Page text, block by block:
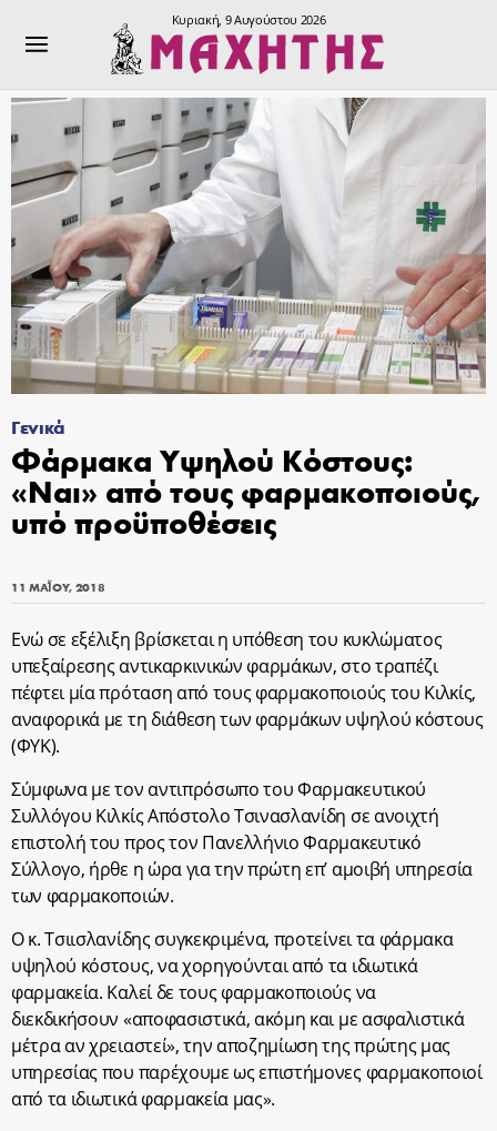
Κυριακή, 9 Αυγούστου 2026
Γενικά
Φάρμακα Υψηλού Κόστους:
«Ναι» από τους φαρμακοποιούς,
υπό προϋποθέσεις
11 ΜΑΪ́ΟΥ, 2018
Ενώ σε εξέλιξη βρίσκεται η υπόθεση του κυκλώματος
υπεξαίρεσης αντικαρκινικών φαρμάκων, στο τραπέζι
πέφτει μία πρόταση από τους φαρμακοποιούς του Κιλκίς,
αναφορικά με τη διάθεση των φαρμάκων υψηλού κόστους
(ΦΥΚ).
Σύμφωνα με τον αντιπρόσωπο του Φαρμακευτικού
Συλλόγου Κιλκίς Απόστολο Τσινασλανίδη σε ανοιχτή
επιστολή του προς τον Πανελλήνιο Φαρμακευτικό
Σύλλογο, ήρθε η ώρα για την πρώτη επ’ αμοιβή υπηρεσία
των φαρμακοποιών.
Ο κ. Τσιισλανίδης συγκεκριμένα, προτείνει τα φάρμακα
υψηλού κόστους, να χορηγούνται από τα ιδιωτικά
φαρμακεία. Καλεί δε τους φαρμακοποιούς να
διεκδικήσουν «αποφασιστικά, ακόμη και με ασφαλιστικά
μέτρα αν χρειαστεί», την αποζημίωση της πρώτης μας
υπηρεσίας που παρέχουμε ως επιστήμονες φαρμακοποιοί
από τα ιδιωτικά φαρμακεία μας».